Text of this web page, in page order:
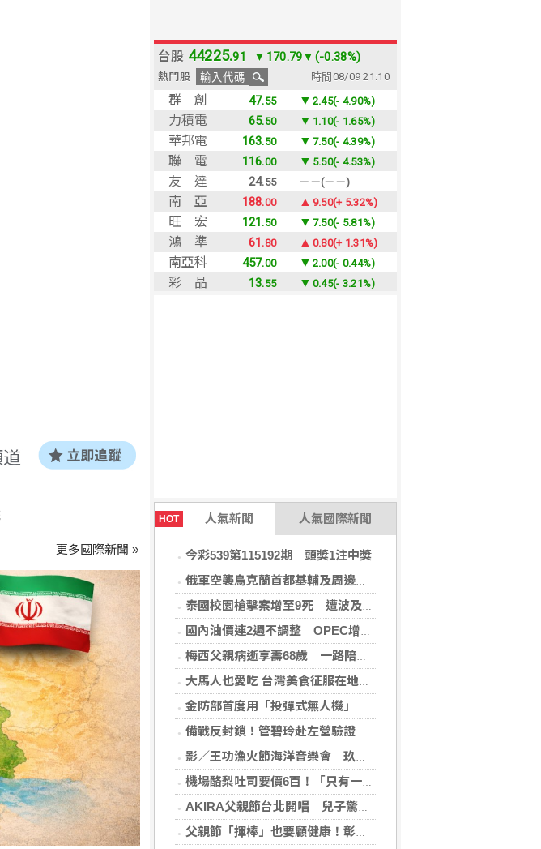
HOT 人氣新聞 人氣國際新聞
今彩539第115192期 頭獎1注中獎
俄軍空襲烏克蘭首都基輔及周邊區域 造成4人喪命
泰國校園槍擊案增至9死 遭波及12歲女童不治
國內油價連2週不調整 OPEC增產國際油價跌
梅西父親病逝享壽68歲 一路陪伴兒子闖蕩足壇
大馬人也愛吃 台灣美食征服在地味蕾
金防部首度用「投彈式無人機」火力圍剿敵軍
備戰反封鎖！管碧玲赴左營驗證海巡平戰轉換
影／王功漁火節海洋音樂會 玖壹壹壓軸、煙火嗨翻王功漁港
機場酪梨吐司要價6百！「只有一片麵包」旅客傻眼 專家揭高價背後原因
AKIRA父親節台北開唱 兒子驚喜獻聲「爸爸I Love You」
父親節「揮棒」也要顧健康！彰基現身原民壘球賽
更多國際新聞 »